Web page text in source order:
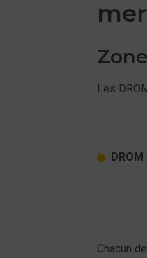
mer
Les
DROM
Chacun